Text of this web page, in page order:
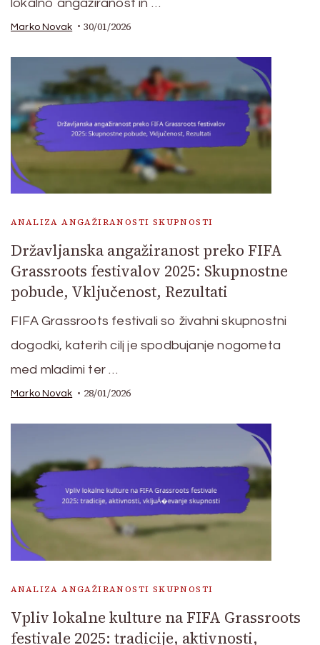
lokalno angažiranost in …
Marko Novak 30/01/2026
ANALIZA ANGAŽIRANOSTI SKUPNOSTI
Državljanska angažiranost preko FIFA
Grassroots festivalov 2025: Skupnostne
pobude, Vključenost, Rezultati
FIFA Grassroots festivali so živahni skupnostni
dogodki, katerih cilj je spodbujanje nogometa
med mladimi ter …
Marko Novak 28/01/2026
ANALIZA ANGAŽIRANOSTI SKUPNOSTI
Vpliv lokalne kulture na FIFA Grassroots
festivale 2025: tradicije, aktivnosti,